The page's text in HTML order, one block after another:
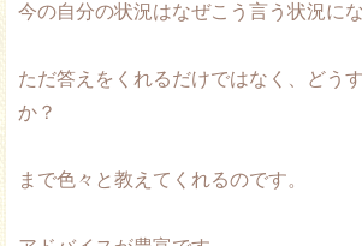
今の自分の状況はなぜこう言う状況に
ただ答えをくれるだけではなく、どう
か？
まで色々と教えてくれるのです。